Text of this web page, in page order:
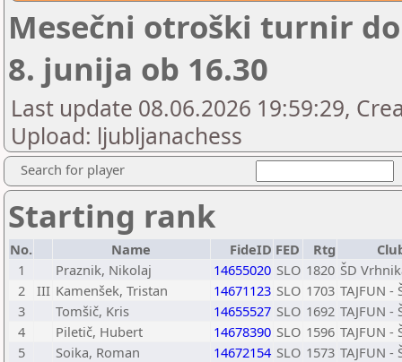
Mesečni otroški turnir
8. junija ob 16.30
Last update 08.06.2026 19:59:29,
Upload: ljubljanachess
Search for player
Starting rank
No. Name FideID FED Rtg
1
Praznik, Nikolaj 14655020 SLO 1820 ŠD
2
III Kamenšek, Tristan 14671123 SLO 1703 TAJFUN -
3
Tomšič, Kris 14655527 SLO 1692 TAJFUN -
4
Piletič, Hubert 14678390 SLO 1596 TAJFUN -
5
Soika, Roman 14672154 SLO 1573 TAJFUN -